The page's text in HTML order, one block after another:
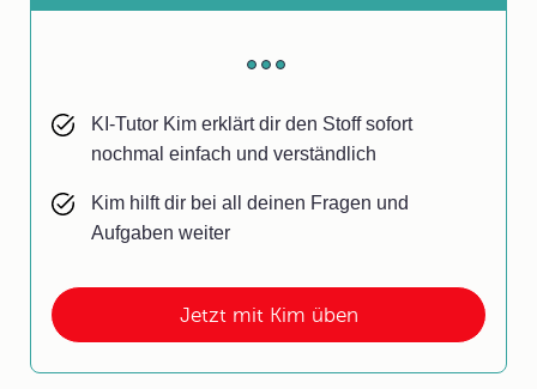
Jetzt mit Kim üben
KI-Tutor Kim erklärt dir den Stoff sofort
nochmal einfach und verständlich
Kim hilft dir bei all deinen Fragen und
Aufgaben weiter